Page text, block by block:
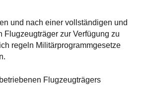
und nach einer vollständigen und
zur Verfügung zu
regeln Militärprogrammgesetze
Flugzeugträgers